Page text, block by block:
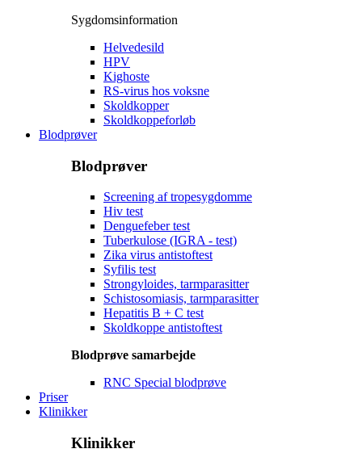
Sygdomsinformation
Helvedesild
HPV
Kighoste
RS-virus hos voksne
Skoldkopper
Skoldkoppeforløb
Blodprøver
Blodprøver
Screening af tropesygdomme
Hiv test
Denguefeber test
Tuberkulose (IGRA - test)
Zika virus antistoftest
Syfilis test
Strongyloides, tarmparasitter
Schistosomiasis, tarmparasitter
Hepatitis B + C test
Skoldkoppe antistoftest
Blodprøve samarbejde
RNC Special blodprøve
Priser
Klinikker
Klinikker